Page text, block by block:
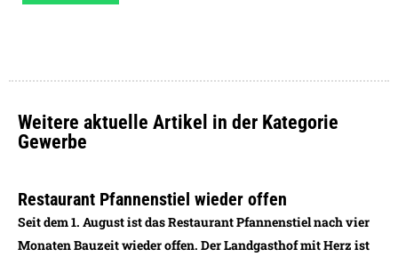
Weitere aktuelle Artikel in der Kategorie
Gewerbe
Restaurant Pfannenstiel wieder offen
Seit dem 1. August ist das Restaurant Pfannenstiel nach vier
Monaten Bauzeit wieder offen. Der Landgasthof mit Herz ist